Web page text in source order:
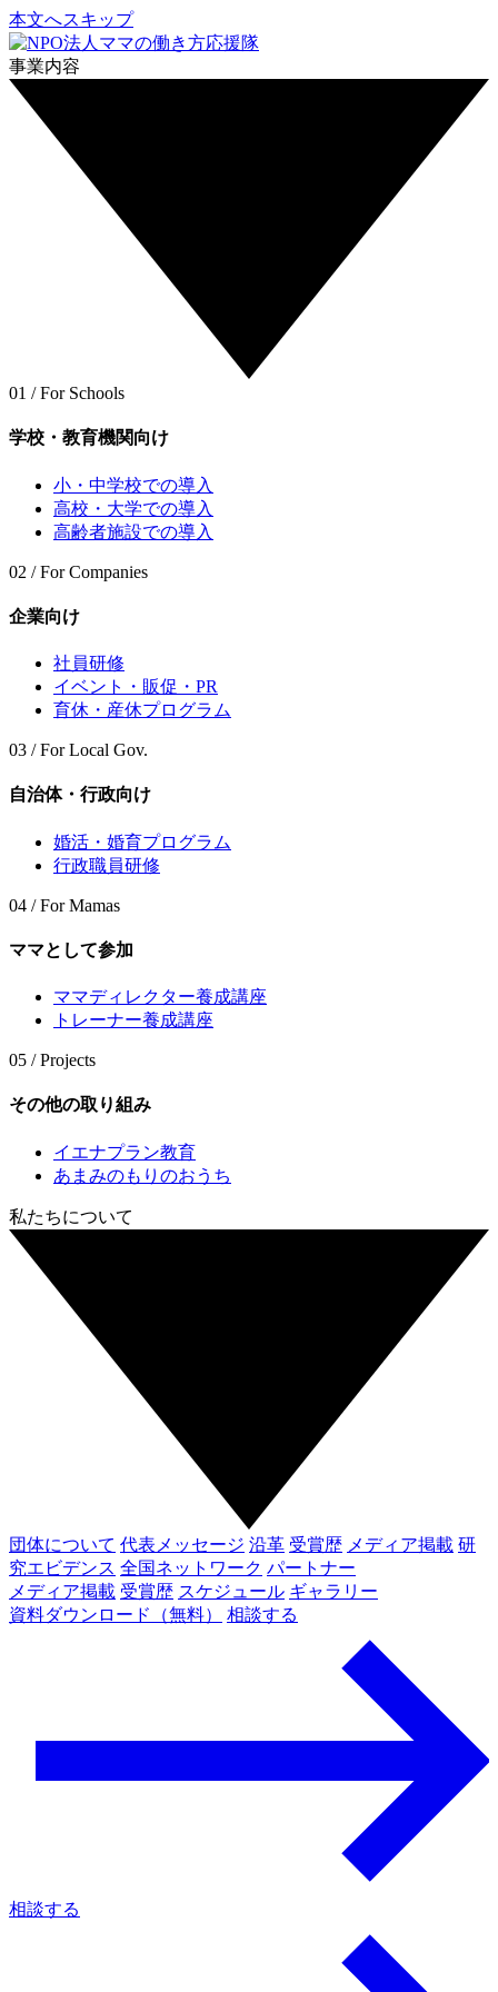
本文へスキップ
事業内容
01 / For Schools
学校・教育機関向け
小・中学校での導入
高校・大学での導入
高齢者施設での導入
02 / For Companies
企業向け
社員研修
イベント・販促・PR
育休・産休プログラム
03 / For Local Gov.
自治体・行政向け
婚活・婚育プログラム
行政職員研修
04 / For Mamas
ママとして参加
ママディレクター養成講座
トレーナー養成講座
05 / Projects
その他の取り組み
イエナプラン教育
あまみのもりのおうち
私たちについて
団体について 代表メッセージ 沿革 受賞歴 メディア掲載 研
究エビデンス 全国ネットワーク パートナー
メディア掲載 受賞歴 スケジュール ギャラリー
資料ダウンロード（無料）
相談する
相談する